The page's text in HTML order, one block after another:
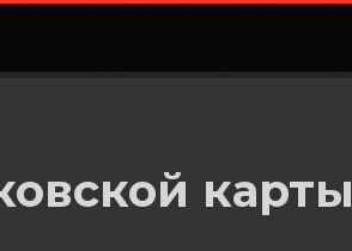
карты